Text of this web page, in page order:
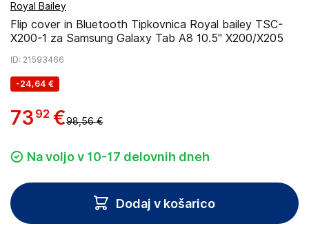
Royal Bailey
Flip cover in Bluetooth Tipkovnica Royal bailey TSC-
X200-1 za Samsung Galaxy Tab A8 10.5" X200/X205
ID: 21593466
-24,64 €
73 92 €98,56 €
Na voljo v 10-17 delovnih dneh
Dodaj v košarico